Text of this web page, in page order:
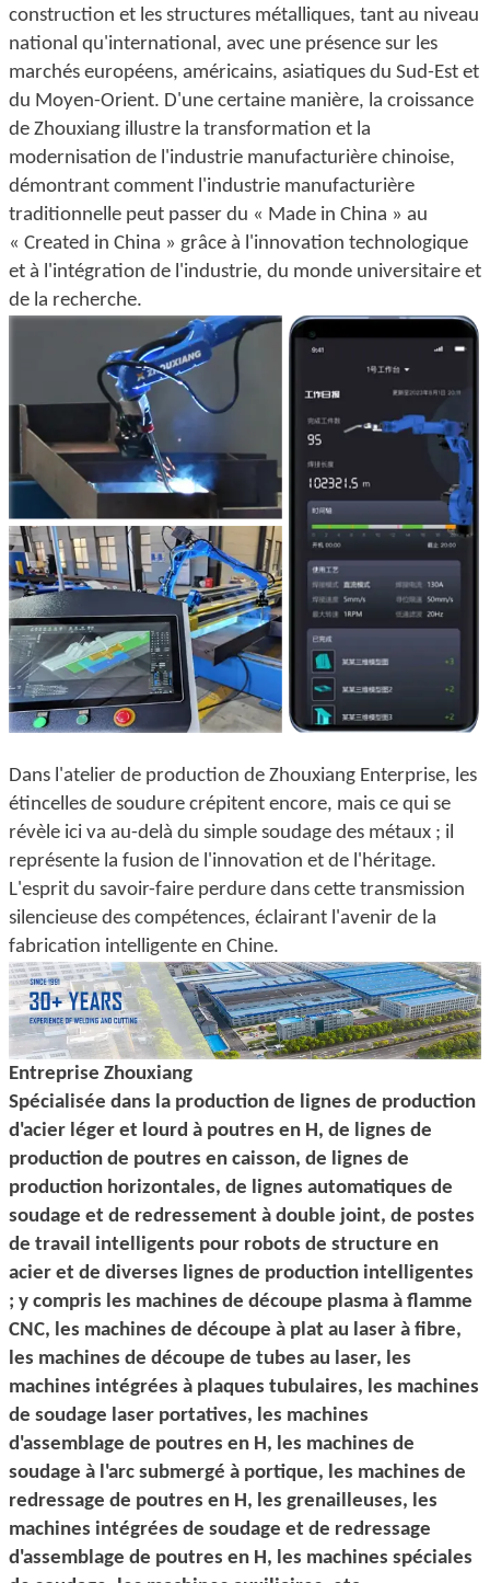
construction et les structures métalliques, tant au niveau
national qu'international, avec une présence sur les
marchés européens, américains, asiatiques du Sud-Est et
du Moyen-Orient. D'une certaine manière, la croissance
de Zhouxiang illustre la transformation et la
modernisation de l'industrie manufacturière chinoise,
démontrant comment l'industrie manufacturière
traditionnelle peut passer du « Made in China » au
« Created in China » grâce à l'innovation technologique
et à l'intégration de l'industrie, du monde universitaire et
de la recherche.
Dans l'atelier de production de Zhouxiang Enterprise, les
étincelles de soudure crépitent encore, mais ce qui se
révèle ici va au-delà du simple soudage des métaux ; il
représente la fusion de l'innovation et de l'héritage.
L'esprit du savoir-faire perdure dans cette transmission
silencieuse des compétences, éclairant l'avenir de la
fabrication intelligente en Chine.
Entreprise Zhouxiang
Spécialisée dans la production de lignes de production
d'acier léger et lourd à poutres en H, de lignes de
production de poutres en caisson, de lignes de
production horizontales, de lignes automatiques de
soudage et de redressement à double joint, de postes
de travail intelligents pour robots de structure en
acier et de diverses lignes de production intelligentes
; y compris les machines de découpe plasma à flamme
CNC, les machines de découpe à plat au laser à fibre,
les machines de découpe de tubes au laser, les
machines intégrées à plaques tubulaires, les machines
de soudage laser portatives, les machines
d'assemblage de poutres en H, les machines de
soudage à l'arc submergé à portique, les machines de
redressage de poutres en H, les grenailleuses, les
machines intégrées de soudage et de redressage
d'assemblage de poutres en H, les machines spéciales